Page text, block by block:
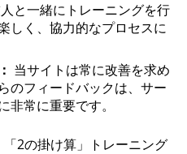
と一緒にトレーニングを行
しく、協力的なプロセスに
当サイトは常に改善を求め
のフィードバックは、サー
非常に重要です。
2の掛け算」トレーニング